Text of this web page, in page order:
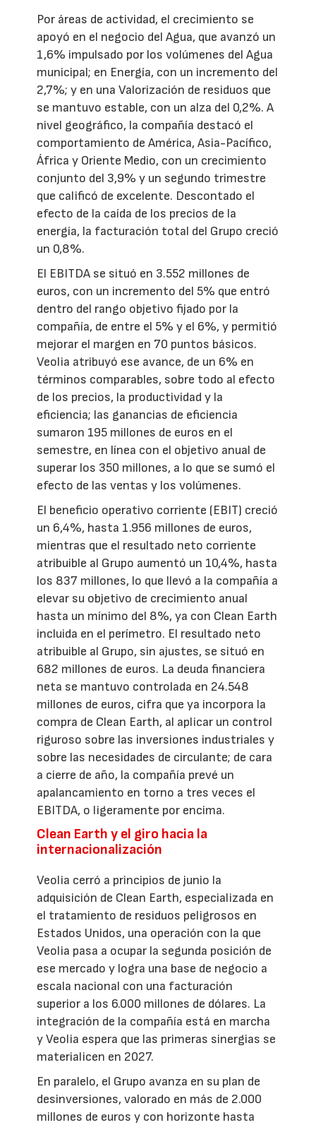
Por áreas de actividad, el crecimiento se
apoyó en el negocio del Agua, que avanzó un
1,6% impulsado por los volúmenes del Agua
municipal; en Energía, con un incremento del
2,7%; y en una Valorización de residuos que
se mantuvo estable, con un alza del 0,2%. A
nivel geográfico, la compañía destacó el
comportamiento de América, Asia-Pacífico,
África y Oriente Medio, con un crecimiento
conjunto del 3,9% y un segundo trimestre
que calificó de excelente. Descontado el
efecto de la caída de los precios de la
energía, la facturación total del Grupo creció
un 0,8%.
El EBITDA se situó en 3.552 millones de
euros, con un incremento del 5% que entró
dentro del rango objetivo fijado por la
compañía, de entre el 5% y el 6%, y permitió
mejorar el margen en 70 puntos básicos.
Veolia atribuyó ese avance, de un 6% en
términos comparables, sobre todo al efecto
de los precios, la productividad y la
eficiencia; las ganancias de eficiencia
sumaron 195 millones de euros en el
semestre, en línea con el objetivo anual de
superar los 350 millones, a lo que se sumó el
efecto de las ventas y los volúmenes.
El beneficio operativo corriente (EBIT) creció
un 6,4%, hasta 1.956 millones de euros,
mientras que el resultado neto corriente
atribuible al Grupo aumentó un 10,4%, hasta
los 837 millones, lo que llevó a la compañía a
elevar su objetivo de crecimiento anual
hasta un mínimo del 8%, ya con Clean Earth
incluida en el perímetro. El resultado neto
atribuible al Grupo, sin ajustes, se situó en
682 millones de euros. La deuda financiera
neta se mantuvo controlada en 24.548
millones de euros, cifra que ya incorpora la
compra de Clean Earth, al aplicar un control
riguroso sobre las inversiones industriales y
sobre las necesidades de circulante; de cara
a cierre de año, la compañía prevé un
apalancamiento en torno a tres veces el
EBITDA, o ligeramente por encima.
Clean Earth y el giro hacia la
internacionalización
Veolia cerró a principios de junio la
adquisición de Clean Earth, especializada en
el tratamiento de residuos peligrosos en
Estados Unidos, una operación con la que
Veolia pasa a ocupar la segunda posición de
ese mercado y logra una base de negocio a
escala nacional con una facturación
superior a los 6.000 millones de dólares. La
integración de la compañía está en marcha
y Veolia espera que las primeras sinergias se
materialicen en 2027.
En paralelo, el Grupo avanza en su plan de
desinversiones, valorado en más de 2.000
millones de euros y con horizonte hasta